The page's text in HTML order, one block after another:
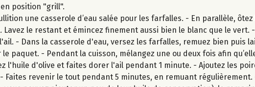
en position "grill".
une casserole d’eau salée pour les farfalles. - En parallèle,
Lavez le restant et émincez finement aussi bien le blanc que le vert.
- Dans la casserole d'eau, versez les farfalles, remuez bien puis
paquet. - Pendant la cuisson, mélangez une ou deux fois afin
l'huile d'olive et faites dorer l'ail pendant 1 minute. - Ajoutez les
Faites revenir le tout pendant 5 minutes, en remuant régulièrement.